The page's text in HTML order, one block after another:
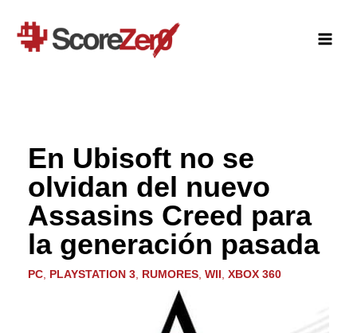
contenido
En Ubisoft no se
olvidan del nuevo
Assasins Creed para
la generación pasada
PC, PLAYSTATION 3, RUMORES, WII XBOX 360